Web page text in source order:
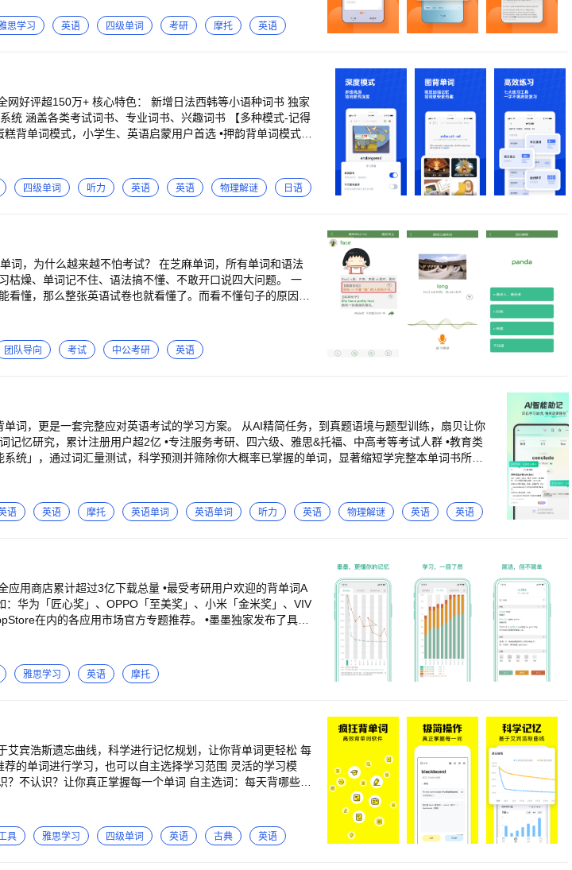
示考过的词组，核心考点重点记 ▪17万条历年真题例句，覆
▪词根词缀，帮你理解单词的内部结构，理解了才好记o
背单词App
思学习 英语 四级单词 考研 摩托 英语
日法西韩等小语种词书 独家
类考试词书、专业词书、兴趣词书 【多种模式-记得
背单词模式，小学生、英语启蒙用户首选 •押韵背单词模式，
读音原声录制，背词更加身临其境 •立体化解析单词内容，单
时随地发生
四级单词 听力 英语 英语 物理解谜 日语
枯燥、单词记不住、语法搞不懂、不敢开口说四大问题。 一
懂，那么整张英语试卷也就看懂了。而看不懂句子的原因只
钱又能获得成就感。赚到的零花钱提取到微信或支付宝。提
号时也能玩一把。 打印功能，没有手机也能复习。 5、可
教材，可任意切换使用。强烈推荐优先学习考纲！因为考纲
物、植物、银行等，并根据记忆方法进行了二次优化。
团队导向 考试 中公考研 英语
词，更是一套完整应对英语考试的学习方案。 从AI精简任务，到真题语境与题型训练，扇贝让你
记忆研究，累计注册用户超2亿 •专注服务考研、四六级、雅思&托福、中高考等考试人群 •教育类
统」，通过词汇量测试，科学预测并筛除你大概率已掌握的单词，显著缩短学完整本单词书所需
文，在真实语境中巩固记忆。 【AI智能规划：少背、快背、背对】 超越固定的艾宾浩斯遗忘模
记忆特征与备考阶段的学习路径。 •动态抗遗忘：提前预测遗忘节点，自动安排复习，避免「学过
提供词汇串讲与助记方案 无论你处在备考初期、稳定复习期，还是考前冲刺期，都能在扇贝找到适
•支持导出PDF：用于集中刷题或打印复习 •试卷字体：单词详情页、阅读与短文填词可切换为试
标注与推导，不切换应用，不打断思路。 【覆盖主流考试的专业词书与权威内容】 •全面兼容知
CET-4/6）、考研、雅思（IELTS）、托福（TOEFL）、GRE、GMAT、SAT、BEC等主流考试 •
你学的就是你要考的 •提供医学、计算机、金融、法律等专业领域词书，满足进阶学习与职业需求
期激励：让坚持变得很容易】 •上千万用户贡献的高质量助记，提升记忆效率 •支持拼写、听写、
学习同桌、组队打卡、长期战队，随时get备考搭子带来的正向反馈 即刻下载体验更多功能！ 联系
反馈」 小红书官号：@扇贝单词 邮箱：help@shanbay.com
语 英语 摩托 英语单词 英语单词 听力 英语 物理解谜 英语 英语
应用市场官方专题推荐。 •墨墨独家发布了具有
的遗忘临界点，动态调整复习规划，帮你高效规划海量词汇
，你手上的词汇书籍，墨墨背单词通通兼容，你再也不用担
词拥有全国最全
*遗忘曲线：真实反映了你在每个阶段对已学单词的遗忘率；
习压力； *记忆持久度：你可以清楚地看到已学单词的熟知
雅思学习 英语 摩托
艾宾浩斯遗忘曲线，科学进行记忆规划，让你背单词更轻松 每
便又好用 生词本：学习中遇到的生词，一键加入生词本 记忆
的专属词库，只背你想背的单词 自建笔记：释义、例句、助
研、留学、小学、初中、高中等各版本教材
具 雅思学习 四级单词 英语 古典 英语